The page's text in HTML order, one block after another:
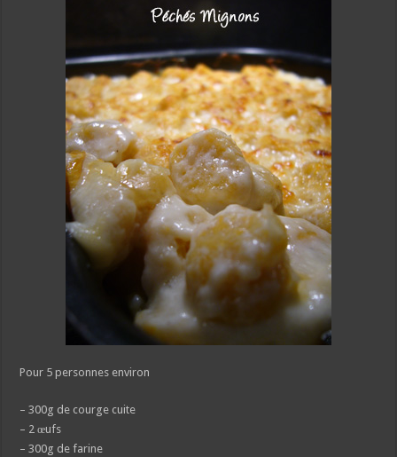
Pour 5 personnes environ
– 300g de courge cuite
– 2 œufs
– 300g de farine